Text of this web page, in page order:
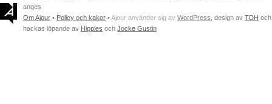
anges
Om Ajour • Policy och kakor •Ajour använder sig av WordPress , design av TDH och
hackas löpande av Hippies och Jocke Gustin